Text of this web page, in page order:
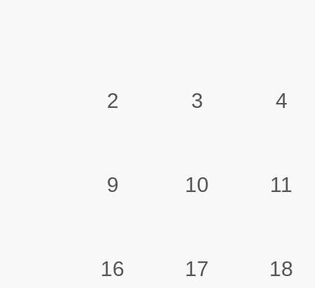
2 3 4
9 10 11
16 17 18